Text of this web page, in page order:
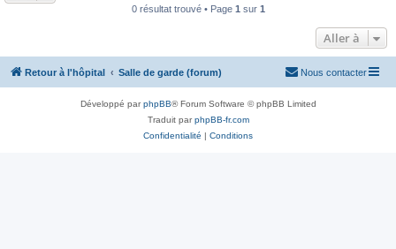
e
0 résultat trouvé • Page 1 sur 1
Aller à
Retour à l'hôpital Salle de garde (forum) Nous contacter
Développé parphpBB® Forum Software © phpBB Limited
Traduit parphpBB-fr.com
Confidentialité | Conditions